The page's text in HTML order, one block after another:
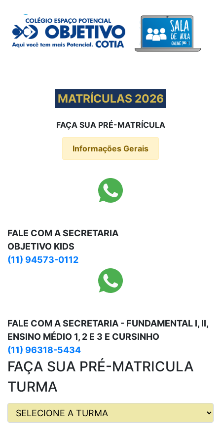
MATRÍCULAS 2026
FAÇA SUA PRÉ-MATRÍCULA
Informações Gerais
FALE COM A SECRETARIA
OBJETIVO KIDS
(11) 94573-0112
FALE COM A SECRETARIA - FUNDAMENTAL I, II,
ENSINO MÉDIO 1, 2 E 3 E CURSINHO
(11) 96318-5434
FAÇA SUA PRÉ-MATRICULA
TURMA